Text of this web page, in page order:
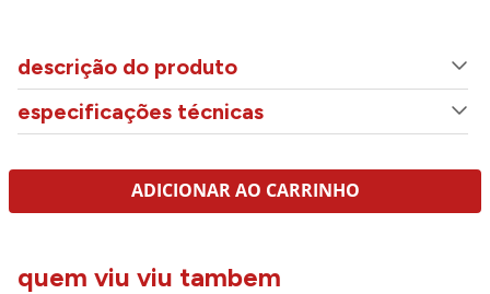
descrição do produto
especificações técnicas
ADICIONAR AO CARRINHO
quem viu viu tambem